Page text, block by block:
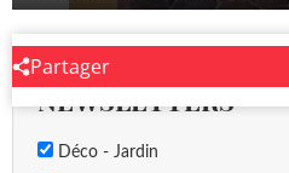
Partager
NEWSLETTERS
Déco - Jardin